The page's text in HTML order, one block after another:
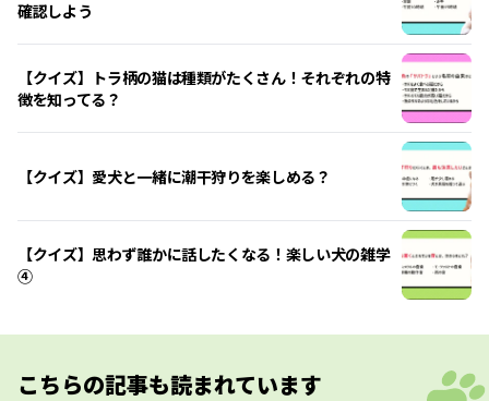
確認しよう
【クイズ】トラ柄の猫は種類がたくさん！それぞれの特
徴を知ってる？
【クイズ】愛犬と一緒に潮干狩りを楽しめる？
【クイズ】思わず誰かに話したくなる！楽しい犬の雑学
④
こちらの記事も読まれています